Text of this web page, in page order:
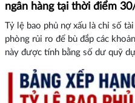
ngân hàng tại thời điểm
Tỷ lệ bao phủ nợ xấu là chỉ số
phòng rủi ro để bù đắp các
này được tính bằng số dư quỹ